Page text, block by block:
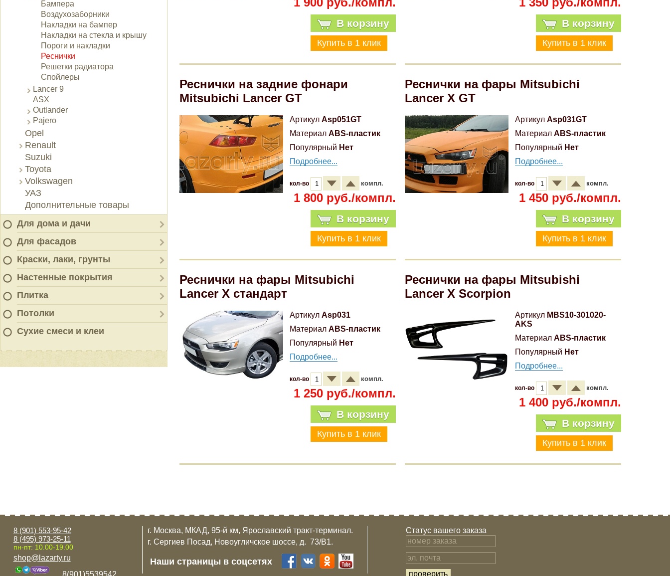
Бампера
Воздухозаборники
Накладки на бампер
Накладки на стекла и крышу
Пороги и накладки
Реснички
Решетки радиатора
Спойлеры
Lancer 9
ASX
Outlander
Pajero
Opel
Renault
Suzuki
Toyota
Volkswagen
УАЗ
Дополнительные товары
Для дома и дачи
Для фасадов
Краски, лаки, грунты
Настенные покрытия
Плитка
Потолки
Сухие смеси и клеи
В корзину В корзину
Реснички на задние фонари
Mitsubichi Lancer GT
Артикул Asp051GT
Материал ABS-пластик
Популярный Нет
Подробнее...
кол-во компл.
1 800 руб./компл.
В корзину
Реснички на фары Mitsubichi
Lancer X GT
Артикул Asp031GT
Материал ABS-пластик
Популярный Нет
Подробнее...
кол-во компл.
1 450 руб./компл.
В корзину
Реснички на фары Mitsubichi
Lancer X стандарт
Артикул Asp031
Материал ABS-пластик
Популярный Нет
Подробнее...
кол-во компл.
1 250 руб./компл.
В корзину
Реснички на фары Mitsubishi
Lancer X Scorpion
Артикул MBS10-301020-
AKS
Материал ABS-пластик
Популярный Нет
Подробнее...
кол-во компл.
1 400 руб./компл.
В корзину
8 (901) 553-95-42
8 (495) 973-25-11
пн-пт: 10.00-19.00
shop@lazarty.ru
8(901)5539542
г. Москва, МКАД, 95-й км, Ярославский тракт-терминал.
г. Сергиев Посад, Новоугличское шоссе, д. 73/B1.
Наши страницы в соцсетях
Статус вашего заказа